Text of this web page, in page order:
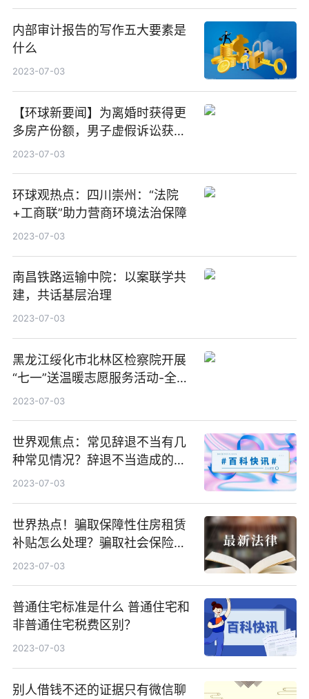
内部审计报告的写作五大要素是
什么
2023-07-03
【环球新要闻】为离婚时获得更
多房产份额，男子虚假诉讼获刑
半年
2023-07-03
环球观热点：四川崇州：“法院
+工商联”助力营商环境法治保障
2023-07-03
南昌铁路运输中院：以案联学共
建，共话基层治理
2023-07-03
黑龙江绥化市北林区检察院开展
“七一”送温暖志愿服务活动-全球
播报
2023-07-03
世界观焦点：常见辞退不当有几
种常见情况？辞退不当造成的后
果有哪些？
2023-07-03
世界热点！骗取保障性住房租赁
补贴怎么处理？骗取社会保险补
贴的行为有哪些？
2023-07-03
普通住宅标准是什么 普通住宅和
非普通住宅税费区别？
2023-07-03
别人借钱不还的证据只有微信聊